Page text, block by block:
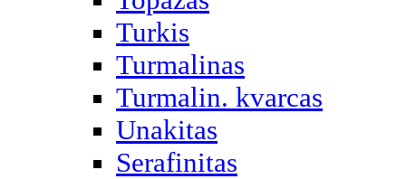
Turkis
Turmalinas
Turmalin. kvarcas
Unakitas
Serafinitas